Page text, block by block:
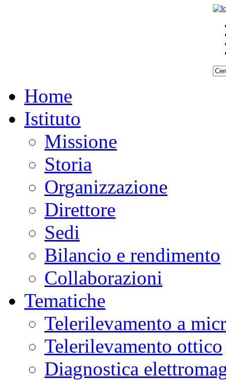
Home
Istituto
Missione
Storia
Organizzazione
Direttore
Sedi
Bilancio e rendimento
Collaborazioni
Tematiche
Telerilevamento a
Telerilevamento ottico
Diagnostica